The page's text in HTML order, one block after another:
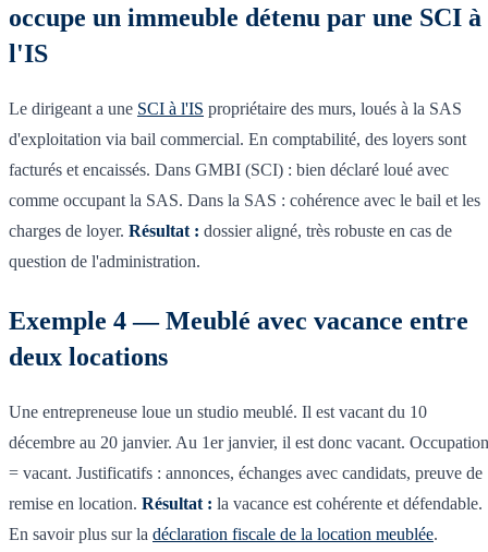
occupe un immeuble détenu par une SCI à
l'IS
Le dirigeant a une SCI à l'IS propriétaire des murs, loués à la SAS
d'exploitation via bail commercial. En comptabilité, des loyers sont
facturés et encaissés. Dans GMBI (SCI) : bien déclaré loué avec
comme occupant la SAS. Dans la SAS : cohérence avec le bail et les
charges de loyer. Résultat : dossier aligné, très robuste en cas de
question de l'administration.
Exemple 4 — Meublé avec vacance entre
deux locations
Une entrepreneuse loue un studio meublé. Il est vacant du 10
décembre au 20 janvier. Au 1er janvier, il est donc vacant. Occupation
= vacant. Justificatifs : annonces, échanges avec candidats, preuve de
remise en location. Résultat : la vacance est cohérente et défendable.
En savoir plus sur la déclaration fiscale de la location meublée.